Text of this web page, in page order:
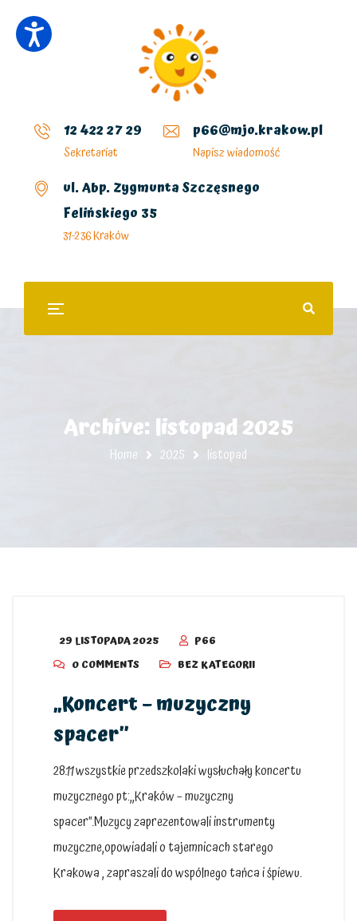
12 422 27 29
Sekretariat
p66@mjo.krakow.pl
Napisz wiadomość
ul. Abp. Zygmunta Szczęsnego
Felińskiego 35
31-236 Kraków
Archive: listopad 2025
Home 2025 listopad
29 LISTOPADA 2025
P66
0 COMMENTS
BEZ KATEGORII
„Koncert – muzyczny
spacer”
28.11 wszystkie przedszkolaki wysłuchały koncertu
muzycznego pt:,,Kraków – muzyczny
spacer”.Muzycy zaprezentowali instrumenty
muzyczne,opowiadali o tajemnicach starego
Krakowa , zapraszali do wspólnego tańca i śpiewu.